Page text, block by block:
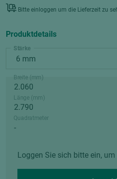
Bitte einloggen um die Lieferzeit zu
Produktdetails
Stärke
Breite (mm)
Länge (mm)
Quadratmeter
Loggen Sie sich bitte ein, um